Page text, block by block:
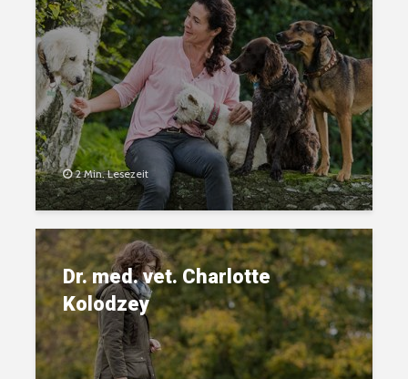
2 Min. Lesezeit
Dr. med. vet. Charlotte
Kolodzey